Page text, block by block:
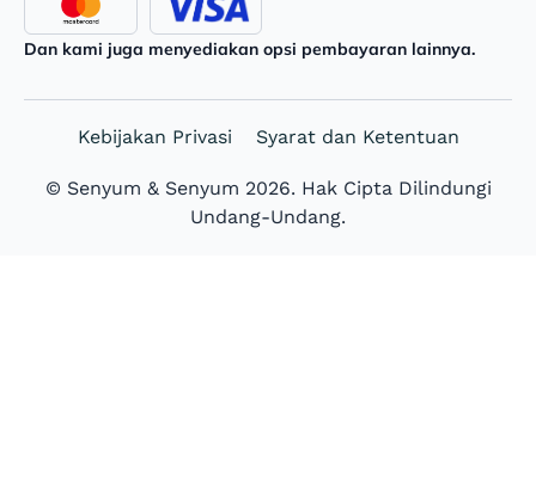
Dan kami juga menyediakan opsi pembayaran lainnya.
© Senyum & Senyum 2026. Hak Cipta Dilindungi
Undang-Undang.
Kebijakan Privasi Syarat dan Ketentuan